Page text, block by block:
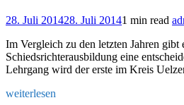
28. Juli 201428. Juli 20141 min read
Im Vergleich zu den letzten Jahren gibt
Schiedsrichterausbildung eine
Lehrgang wird der erste im Kreis
weiterlesen